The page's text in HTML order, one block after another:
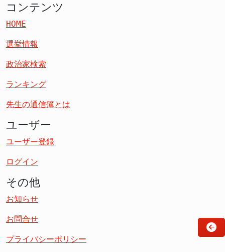
コンテンツ
HOME
選挙情報
政治家検索
ランキング
先生の通信簿とは
ユーザー
ユーザー登録
ログイン
その他
お知らせ
お問合せ
プライバシーポリシー